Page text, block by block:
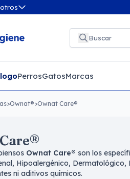
PerrosGatosMarcas
>Ownat®>Ownat Care®
Ownat Care® son los
Hipoalergénico,
ni aditivos químicos.